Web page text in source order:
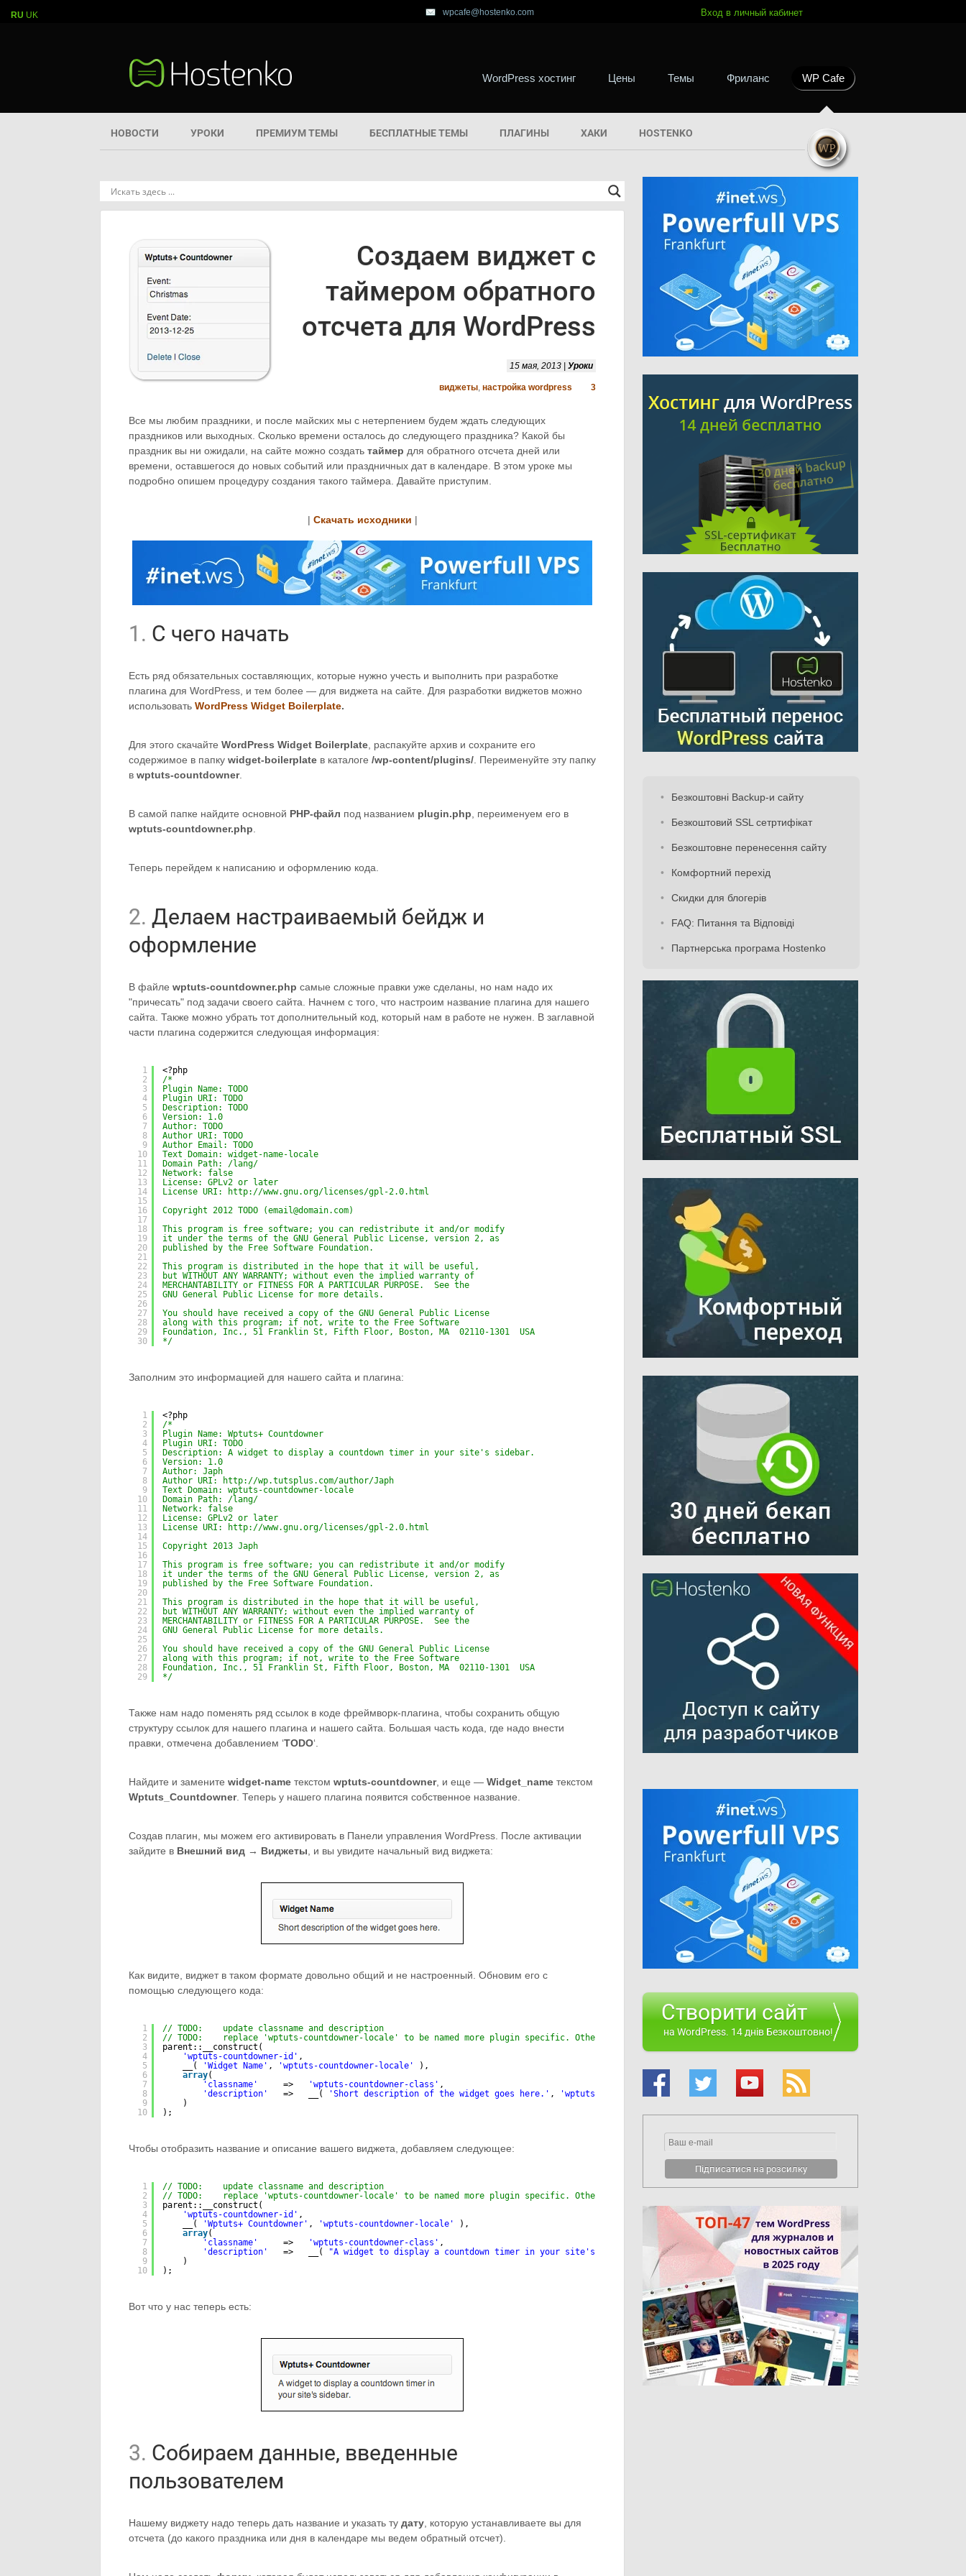
wpcafe@hostenko.com Вход в личный кабинет
WordPress хостинг Цены Темы Фриланс WP Cafe
НОВОСТИ УРОКИ ПРЕМИУМ ТЕМЫ БЕСПЛАТНЫЕ ТЕМЫ ПЛАГИНЫ ХАКИ HOSTENKO
Создаем виджет с
таймером обратного
отсчета для WordPress
15 мая, 2013 | Уроки
виджеты, настройка wordpress 3
Все мы любим праздники, и после майских мы с нетерпением будем ждать следующих
праздников или выходных. Сколько времени осталось до следующего праздника? Какой бы
праздник вы ни ожидали, на сайте можно создать таймер для обратного отсчета дней или
времени, оставшегося до новых событий или праздничных дат в календаре. В этом уроке мы
подробно опишем процедуру создания такого таймера. Давайте приступим.
| Скачать исходники |
1. С чего начать
Есть ряд обязательных составляющих, которые нужно учесть и выполнить при разработке
плагина для WordPress, и тем более — для виджета на сайте. Для разработки виджетов можно
использовать WordPress Widget Boilerplate.
Для этого скачайте WordPress Widget Boilerplate , распакуйте архив и сохраните его
содержимое в папку widget-boilerplate в каталоге /wp-content/plugins/ . Переименуйте эту папку
в wptuts-countdowner.
В самой папке найдите основной PHP-файл под названием plugin.php , переименуем его в
wptuts-countdowner.php
Теперь перейдем к написанию и оформлению кода.
2. Делаем настраиваемый бейдж и
оформление
В файле wptuts-countdowner.php самые сложные правки уже сделаны, но нам надо их
"причесать" под задачи своего сайта. Начнем с того, что настроим название плагина для нашего
сайта. Также можно убрать тот дополнительный код, который нам в работе не нужен. В заглавной
части плагина содержится следующая информация:
1
2
3
4
5
6
7
8
9
10
11
12
13
14
15
16
17
18
19
20
21
22
23
24
25
26
27
28
29
30
<?php
/*
Plugin Name: TODO
Plugin URI: TODO
Description: TODO
Version: 1.0
Author: TODO
Author URI: TODO
Author Email: TODO
Text Domain: widget-name-locale
Domain Path: /lang/
Network: false
License: GPLv2 or later
License URI:
http://www.gnu.org/licenses/gpl-2.0.html
Copyright 2012 TODO (email@domain.com)
This program is free software; you can redistribute it and/or modify
it under the terms of the GNU General Public License, version 2, as
published by the Free Software Foundation.
This program is distributed in the hope that it will be useful,
but WITHOUT ANY WARRANTY; without even the implied warranty of
MERCHANTABILITY or FITNESS FOR A PARTICULAR PURPOSE.  See the
GNU General Public License for more details.
You should have received a copy of the GNU General Public License
along with this program; if not, write to the Free Software
Foundation, Inc., 51 Franklin St, Fifth Floor, Boston, MA  02110-1301  USA
*/
Заполним это информацией для нашего сайта и плагина:
1
2
3
4
5
6
7
8
9
10
11
12
13
14
15
16
17
18
19
20
21
22
23
24
25
26
27
28
29
<?php
/*
Plugin Name: Wptuts+ Countdowner
Plugin URI: TODO
Description: A widget to display a countdown timer in your site's sidebar.
Version: 1.0
Author: Japh
Author URI:
http://wp.tutsplus.com/author/Japh
Text Domain: wptuts-countdowner-locale
Domain Path: /lang/
Network: false
License: GPLv2 or later
License URI:
http://www.gnu.org/licenses/gpl-2.0.html
Copyright 2013 Japh
This program is free software; you can redistribute it and/or modify
it under the terms of the GNU General Public License, version 2, as
published by the Free Software Foundation.
This program is distributed in the hope that it will be useful,
but WITHOUT ANY WARRANTY; without even the implied warranty of
MERCHANTABILITY or FITNESS FOR A PARTICULAR PURPOSE.  See the
GNU General Public License for more details.
You should have received a copy of the GNU General Public License
along with this program; if not, write to the Free Software
Foundation, Inc., 51 Franklin St, Fifth Floor, Boston, MA  02110-1301  USA
*/
Также нам надо поменять ряд ссылок в коде фреймворк-плагина, чтобы сохранить общую
структуру ссылок для нашего плагина и нашего сайта. Большая часть кода, где надо внести
правки, отмечена добавлением ‘TODO‘.
Найдите и замените widget-name текстом wptuts-countdowner, и еще — Widget_name текстом
Wptuts_Countdowner. Теперь у нашего плагина появится собственное название.
Создав плагин, мы можем его активировать в Панели управления WordPress. После активации
зайдите в Внешний вид → Виджеты , и вы увидите начальный вид виджета:
Как видите, виджет в таком формате довольно общий и не настроенный. Обновим его с
помощью следующего кода:
1
2
3
4
5
6
7
8
9
10
// TODO:    update classname and description
// TODO:    replace 'wptuts-countdowner-locale' to be named more plugin specific. Other instances exist throughout the code, too.
parent::__construct(
'wptuts-countdowner-id' ,
__(
'Widget Name' , 'wptuts-countdowner-locale'
),
array(
'classname'
=> 'wptuts-countdowner-class' ,
'description'
=>   __( 'Short description of the widget goes here.' , 'wptuts-countdowner-locale'
)
)
);
Чтобы отобразить название и описание вашего виджета, добавляем следующее:
1
2
3
4
5
6
7
8
9
10
// TODO:    update classname and description
// TODO:    replace 'wptuts-countdowner-locale' to be named more plugin specific. Other instances exist throughout the code, too.
parent::__construct(
'wptuts-countdowner-id' ,
__(
'Wptuts+ Countdowner' , 'wptuts-countdowner-locale'
),
array(
'classname'
=> 'wptuts-countdowner-class' ,
'description'
=>   __( "A widget to display a countdown timer in your site's sidebar."
, 'wptuts-countdowner-locale' )
)
);
Вот что у нас теперь есть:
3. Собираем данные, введенные
пользователем
Нашему виджету надо теперь дать название и указать ту дату , которую устанавливаете вы для
отсчета (до какого праздника или дня в календаре мы ведем обратный отсчет).
Безкоштовні Backup-и сайту
Безкоштовий SSL сетртифікат
Безкоштовне перенесення сайту
Комфортний перехід
Скидки для блогерів
FAQ: Питання та Відповіді
Партнерська програма Hostenko
Створити сайт
на WordPress. 14 днів Безкоштовно!
RU UK